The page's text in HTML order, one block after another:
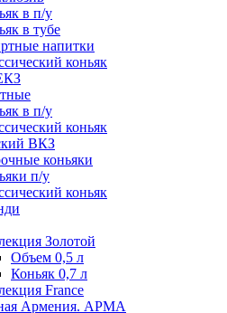
в п/у
в тубе
напитки
коньяк
в п/у
коньяк
ВКЗ
коньяки
п/у
коньяк
Золотой
Объем 0,5 л
Коньяк 0,7 л
France
Армения. АРМА